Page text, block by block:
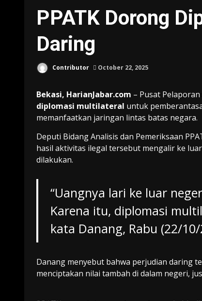
PPATK Dorong
Daring
Contributor October 22, 2025
Bekasi, HarianJabar.com – Pusat
diplomasi multilateral untuk
memanfaatkan jaringan lintas batas negara.
Deputi Bidang Analisis dan Pemeriksaan
hasil aktivitas ilegal tersebut mengalir ke
dilakukan.
“Uangnya lari ke luar
Karena itu, diplomasi
kata Danang, Rabu (22/10/
Danang menyebut bahwa perjudian daring
menciptakan nilai tambah di dalam negeri,